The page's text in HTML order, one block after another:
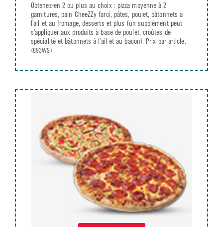
Obtenez-en 2 ou plus au choix : pizza moyenne à 2
garnitures, pain CheeZZy farci, pâtes, poulet, bâtonnets à
l’ail et au fromage, desserts et plus (un supplément peut
s’appliquer aux produits à base de poulet, croûtes de
spécialité et bâtonnets à l’ail et au bacon). Prix par article.
(893WS)